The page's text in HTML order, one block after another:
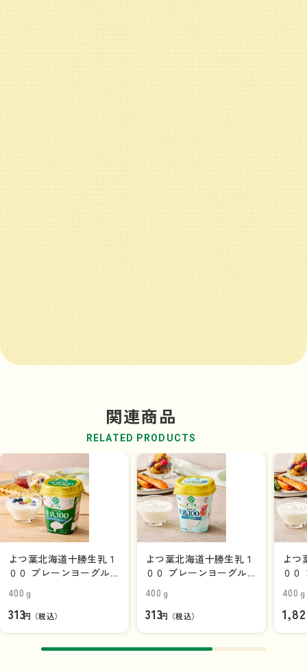
関連商品
RELATED PRODUCTS
よつ葉北海道十勝生乳１
００ プレーンヨーグルト
とろっとなめらか （400
ｇ）
400ｇ
313円（税込）
よつ葉北海道十勝生乳１
００ プレーンヨーグルト
とろっとなめらか 脂肪０
（400ｇ）
400ｇ
313円（税込）
よつ
００
とろ
（
ス）
400